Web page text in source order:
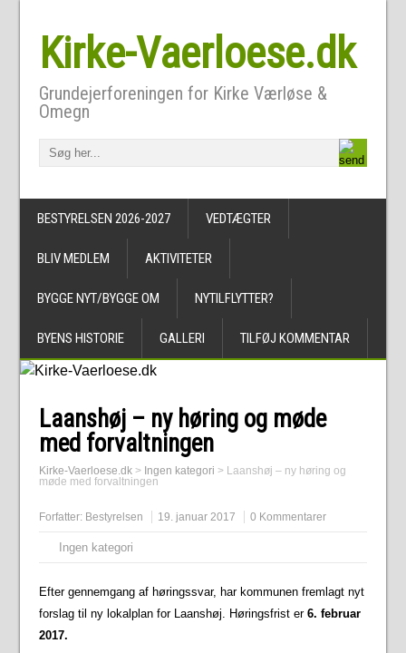
Kirke-Vaerloese.dk
Grundejerforeningen for Kirke Værløse &
Omegn
BESTYRELSEN 2026-2027 VEDTÆGTER
BLIV MEDLEM AKTIVITETER
BYGGE NYT/BYGGE OM NYTILFLYTTER?
BYENS HISTORIE GALLERI TILFØJ KOMMENTAR
Laanshøj – ny høring og møde
med forvaltningen
Kirke-Vaerloese.dk> Ingen kategori > Laanshøj – ny høring og
møde med forvaltningen
Forfatter: Bestyrelsen 19. januar 2017 0 Kommentarer
Ingen kategori
Efter gennemgang af høringssvar, har kommunen fremlagt nyt
forslag til ny lokalplan for Laanshøj. Høringsfrist er 6. februar
2017.